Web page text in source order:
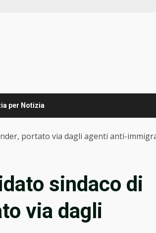
per Notizia
portato via dagli agenti anti-
sindaco di
via dagli